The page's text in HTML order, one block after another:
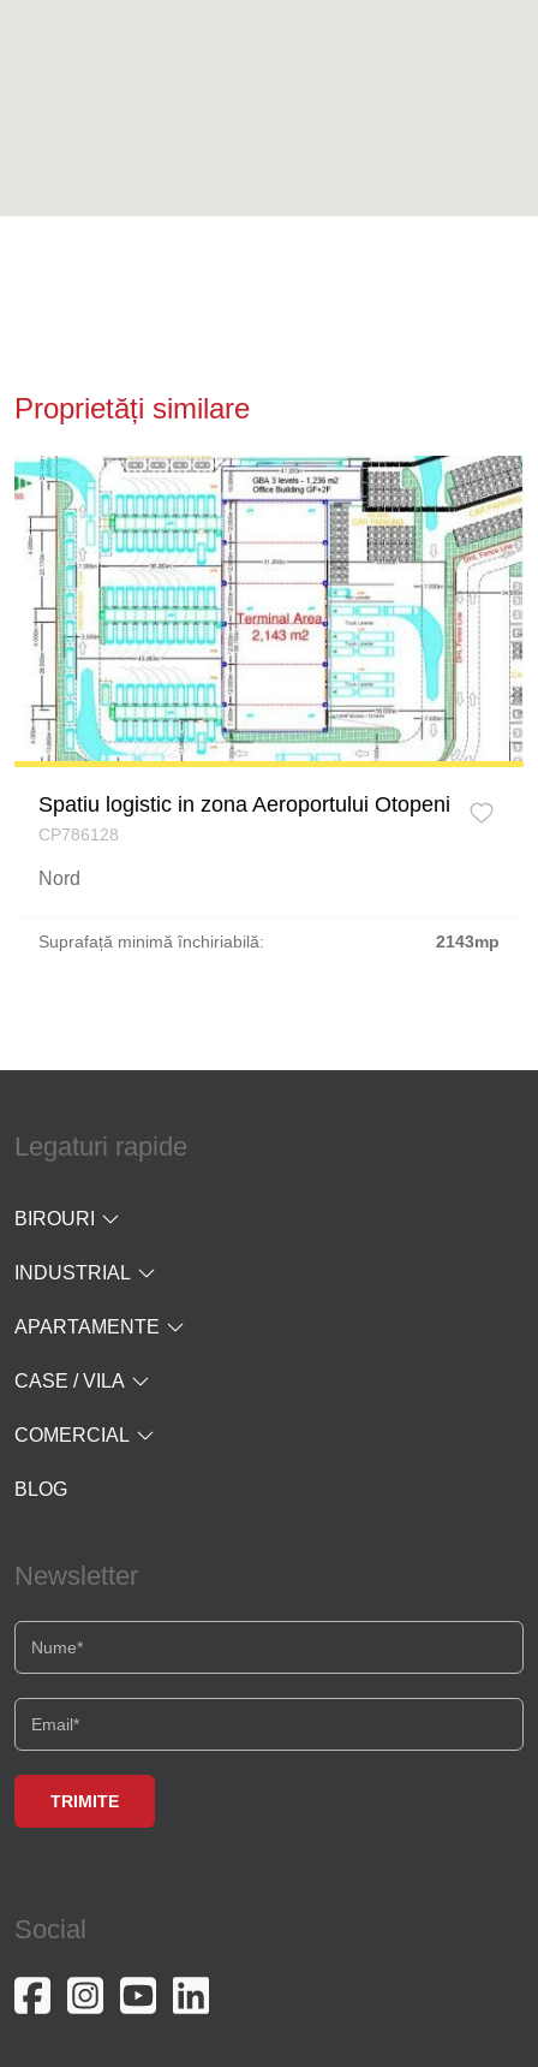
Proprietăți similare
Spatiu logistic in zona Aeroportului Otopeni
CP786128
Nord
Suprafață minimă închiriabilă: 2143mp
Legaturi rapide
BIROURI
INDUSTRIAL
APARTAMENTE
CASE / VILA
COMERCIAL
BLOG
Newsletter
Social